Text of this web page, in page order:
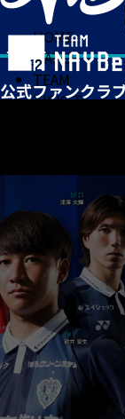
HOME
MATCH
TEAM
TICKET